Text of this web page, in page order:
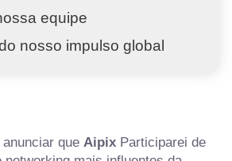
equipe
nosso impulso global
que Aipix Participarei de